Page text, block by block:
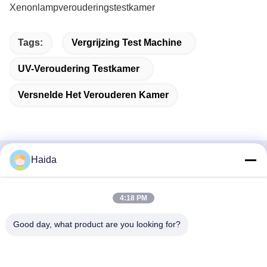
Xenonlampverouderingstestkamer
Tags: Vergrijzing Test Machine
UV-Veroudering Testkamer
Versnelde Het Verouderen Kamer
Snel contact
Tianan, Nancheng-District, Dongguan-Stad, de Provincie
Haida
4:18 PM
Good day, what product are you looking for?